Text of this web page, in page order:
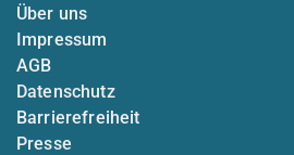
Über uns
Impressum
AGB
Datenschutz
Barrierefreiheit
Presse